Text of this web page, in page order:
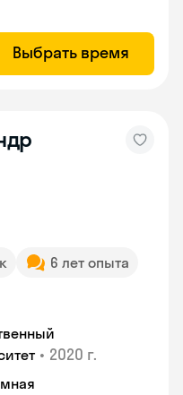
Выбрать время
6 лет опыта
• 2020 г.